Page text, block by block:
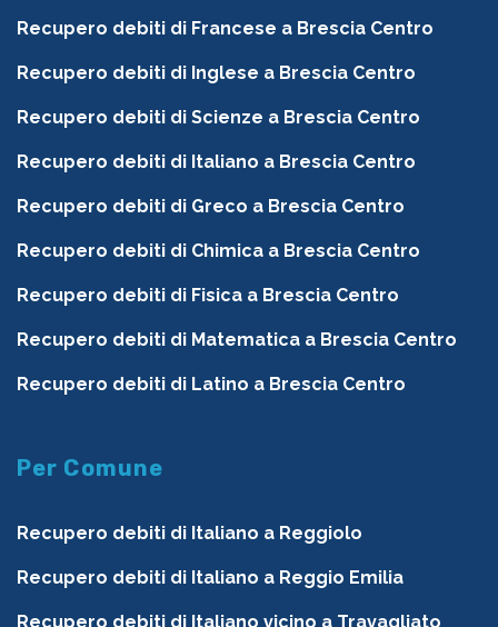
Recupero debiti di Francese a Brescia Centro
Recupero debiti di Inglese a Brescia Centro
Recupero debiti di Scienze a Brescia Centro
Recupero debiti di Italiano a Brescia Centro
Recupero debiti di Greco a Brescia Centro
Recupero debiti di Chimica a Brescia Centro
Recupero debiti di Fisica a Brescia Centro
Recupero debiti di Matematica a Brescia Centro
Recupero debiti di Latino a Brescia Centro
Per Comune
Recupero debiti di Italiano a Reggiolo
Recupero debiti di Italiano a Reggio Emilia
Recupero debiti di Italiano vicino a Travagliato